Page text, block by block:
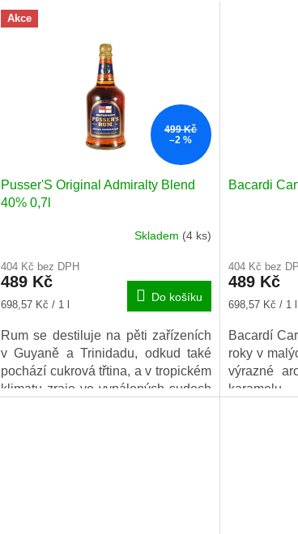
Akce
499 Kč
–2 %
Pusser'S Original Admiralty Blend
40% 0,7l
Skladem (4 ks)
404 Kč bez DPH
489 Kč
Měrná
698,57 Kč / 1 l
Do košíku
Rum se destiluje na pěti zařízeních
v Guyaně a Trinidadu, odkud také
pochází cukrová třtina, a v tropickém
klimatu zraje ve vypálených sudech
Bacardi
404 Kč bez
489 Kč
Měrná
698,57 Kč / 1 l
Bacardí
roky v
výrazné